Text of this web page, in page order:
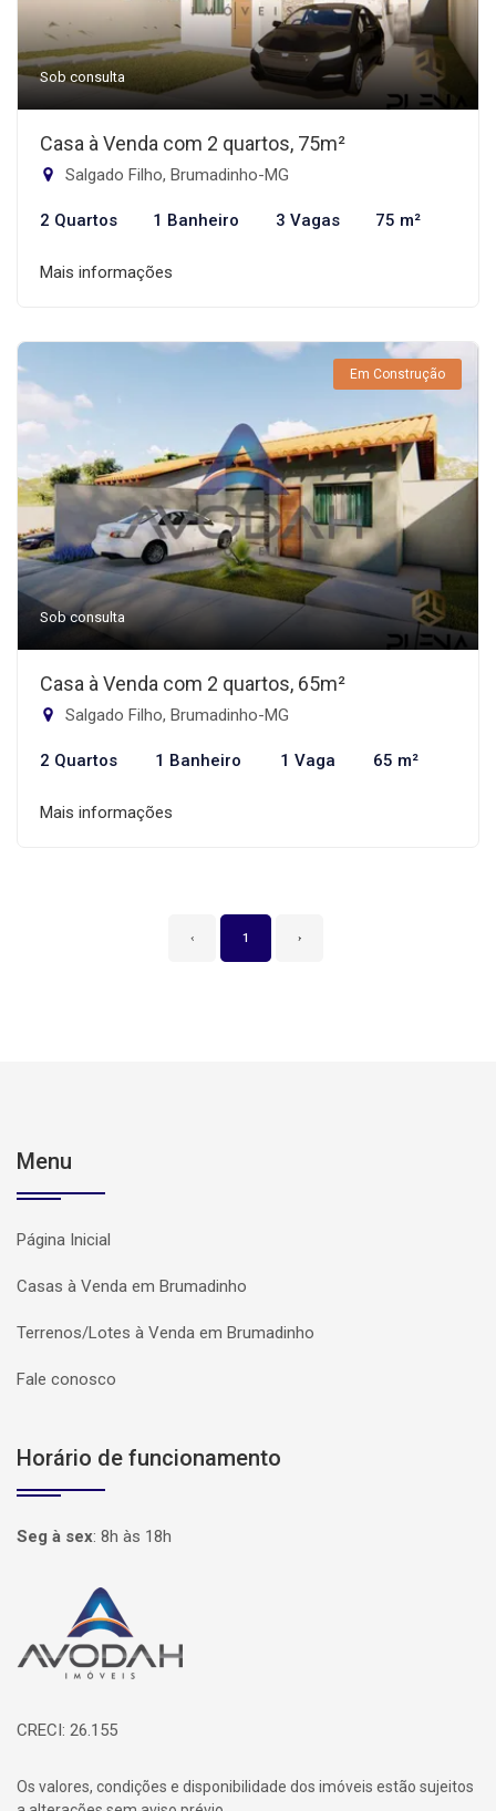
Sob consulta
Casa à Venda com 2 quartos, 75m²
Salgado Filho, Brumadinho-MG
2 Quartos 1 Banheiro 3 Vagas 75 m²
Mais informações
Em Construção
Sob consulta
Casa à Venda com 2 quartos, 65m²
Salgado Filho, Brumadinho-MG
2 Quartos 1 Banheiro 1 Vaga 65 m²
Mais informações
‹ 1 ›
Menu
Página Inicial
Casas à Venda em Brumadinho
Terrenos/Lotes à Venda em Brumadinho
Fale conosco
Horário de funcionamento
Seg à sex: 8h às 18h
Página inicial
CRECI: 26.155
Os valores, condições e disponibilidade dos imóveis estão sujeitos